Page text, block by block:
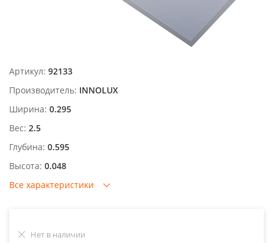
Артикул: 92133
Производитель: INNOLUX
Ширина: 0.295
Вес: 2.5
Глубина: 0.595
Высота: 0.048
Все характеристики
Нет в наличии